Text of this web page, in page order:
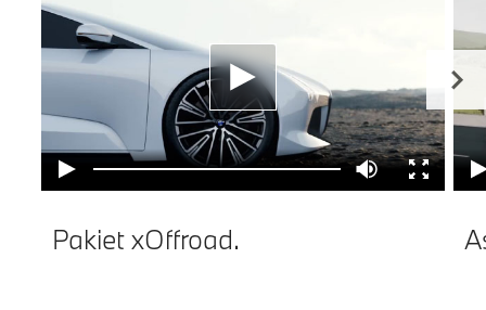
Pakiet xOffroad.